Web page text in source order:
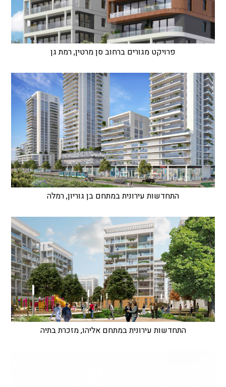
פרויקט מגורים ברחוב סן מרטין, רמת גן
התחדשות עירונית במתחם בן גוריון, רמלה
התחדשות עירונית במתחם אליהו, מזכרת בתיה